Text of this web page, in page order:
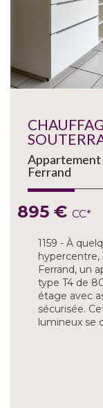
Appartement
Ferrand
895 € CC*
1159 - À
hypercentre,
Ferrand, un
type T4 de
étage avec
sécurisée.
lumineux se